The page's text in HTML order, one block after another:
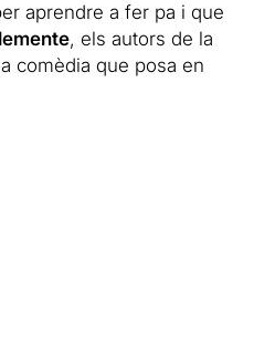
aprendre a fer pa i que
, els autors de la
comèdia que posa en